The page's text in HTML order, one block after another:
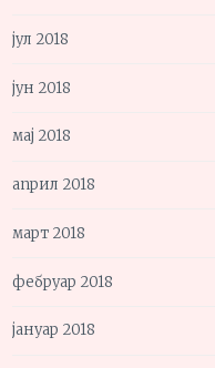
јул 2018
јун 2018
мај 2018
април 2018
март 2018
фебруар 2018
јануар 2018